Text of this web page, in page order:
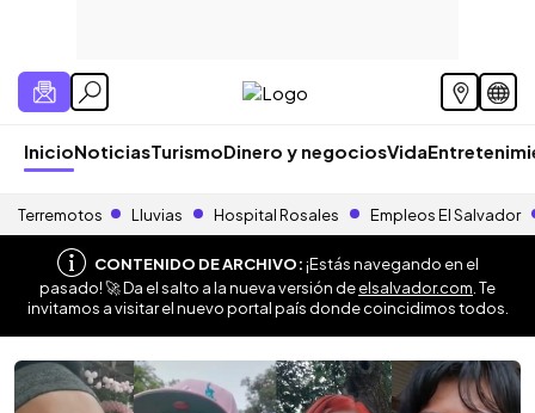
InicioNoticiasTurismoDinero y negociosVida
Terremotos Lluvias Hospital Rosales Empleos El Salvador
CONTENIDO DE ARCHIVO:¡Estás navegando en el
pasado! 🚀 Da el salto a la nueva versión deelsalvador.com . Te
invitamos a visitar el nuevo portal país donde coincidimos todos.